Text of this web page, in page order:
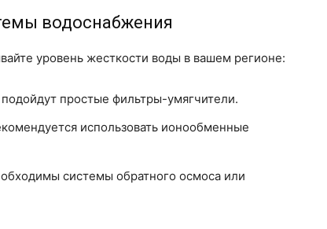
водоснабжения
уровень жесткости воды в вашем регионе:
простые фильтры-умягчители.
использовать ионообменные
системы обратного осмоса или